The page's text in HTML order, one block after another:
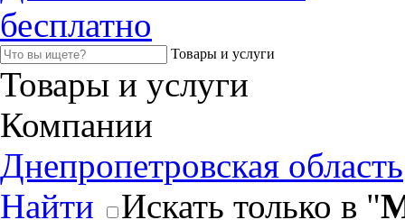
бесплатно
Товары и услуги
Товары и услуги
Компании
Днепропетровская область
Найти
Искать только в "